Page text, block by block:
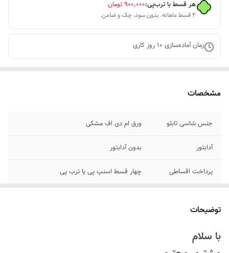
هر قسط با ترب‌پی:۹۰۰٬۰۰۰تومان
۴ قسط ماهانه. بدون سود، چک و ضامن.
زمان آماده‌سازی 10روز کاری
مشخصات
جنس شاسی تابلو ورق ام دی اف مشکی
آدابتور بدون آدابتور
پرداخت اقساطی چهار قسط اسنپ پی یا ترب پی
توضیحات
با سلام